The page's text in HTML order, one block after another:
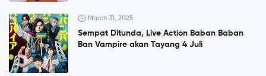
March 31, 2025
Sempat Ditunda, Live Action Baban Baban
Ban Vampire akan Tayang 4 Juli